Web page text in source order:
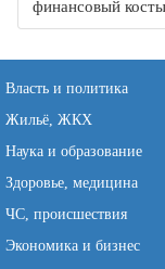
финансовый
Власть и политика
Жильё, ЖКХ
Наука и образование
Здоровье, медицина
ЧС, происшествия
Экономика и бизнес